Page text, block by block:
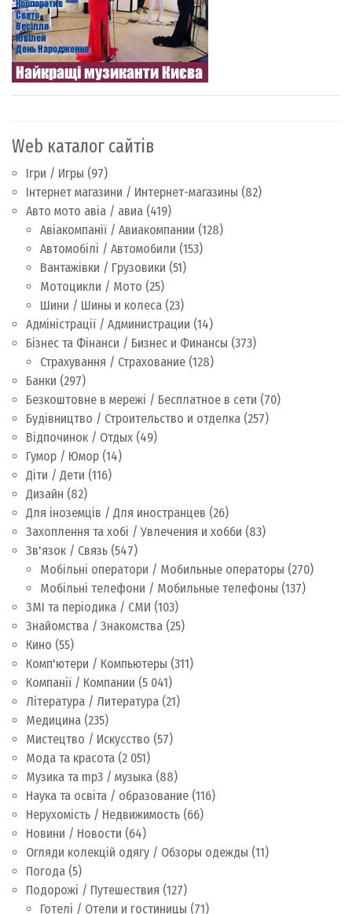
Web каталог сайтів
Ігри / Игры (97)
Інтернет магазини / Интернет-магазины (82)
Авто мото авіа / авиа (419)
Авіакомпанії / Авиакомпании (128)
Автомобілі / Автомобили (153)
Вантажівки / Грузовики (51)
Мотоцикли / Мото (25)
Шини / Шины и колеса (23)
Адміністрації / Администрации (14)
Бізнес та Фінанси / Бизнес и Финансы (373)
Страхування / Страхование (128)
Банки (297)
Безкоштовне в мережі / Бесплатное в сети (70)
Будівництво / Строительство и отделка (257)
Відпочинок / Отдых (49)
Гумор / Юмор (14)
Діти / Дети (116)
Дизайн (82)
Для іноземців / Для иностранцев (26)
Захоплення та хобі / Увлечения и хобби (83)
Зв'язок / Связь (547)
Мобільні оператори / Мобильные операторы (270)
Мобільні телефони / Мобильные телефоны (137)
ЗМІ та періодика / СМИ (103)
Знайомства / Знакомства (25)
Кино (55)
Комп'ютери / Компьютеры (311)
Компанії / Компании (5 041)
Література / Литература (21)
Медицина (235)
Мистецтво / Искусство (57)
Мода та красота (2 051)
Музика та mp3 / музыка (88)
Наука та освіта / образование (116)
Нерухомість / Недвижимость (66)
Новини / Новости (64)
Огляди колекцій одягу / Обзоры одежды (11)
Погода (5)
Подорожі / Путешествия (127)
Готелі / Отели и гостиницы (71)